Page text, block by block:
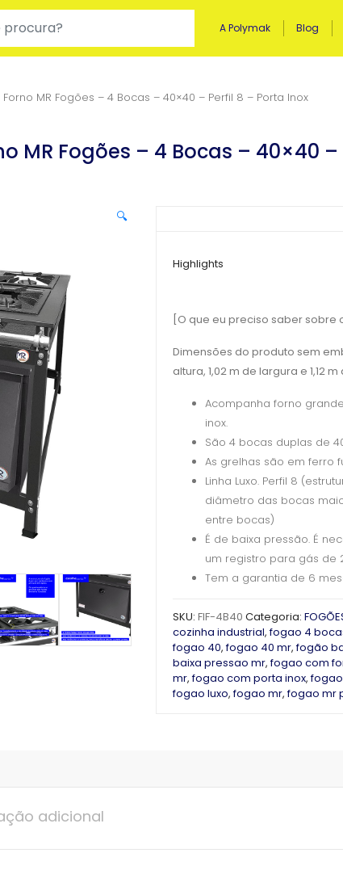
A Polymak Blog
MR Fogões – 4 Bocas – 40×40 – Perfil 8 – Porta Inox
MR Fogões – 4 Bocas – 40×40 –
🔍
Highlights
[O que eu preciso saber sobre
Dimensões do produto sem
altura, 1,02 m de largura e 1,12
Acompanha forno
inox.
São 4 bocas duplas de
As grelhas são em ferro
Linha Luxo. Perfil 8
diâmetro das bocas
entre bocas)
É de baixa pressão. É
um registro para gás de
Tem a garantia de 6
SKU: FIF-4B40 Categoria:
cozinha industrial,fogao 4
fogao 40,fogao 40 mr,fogão
baixa pressao mr,fogao com
mr,fogao com porta inox,
fogao luxo,fogao mr,fogao mr
adicional